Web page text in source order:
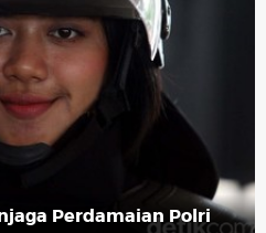
Perdamaian Polri